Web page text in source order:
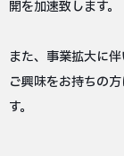
開を加速致します。
また、事業拡大に
ご興味をお持ちの
す。